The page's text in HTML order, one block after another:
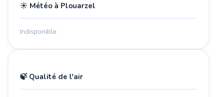
☀️ Météo à Plouarzel
Indisponible
🍃 Qualité de l'air